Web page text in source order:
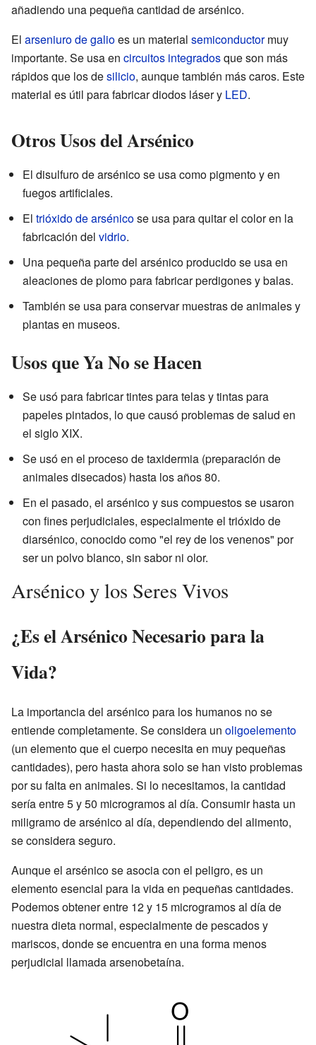
añadiendo una pequeña cantidad de arsénico.
El arseniuro de galioes un material semiconductormuy
importante. Se usa en circuitos integradosque son más
rápidos que los desilicio, aunque también más caros. Este
material es útil para fabricar diodos láser y LED.
Otros Usos del Arsénico
El disulfuro de arsénico se usa como pigmento y en
fuegos artificiales.
El trióxido de arsénicose usa para quitar el color en la
fabricación del vidrio.
Una pequeña parte del arsénico producido se usa en
aleaciones de plomo para fabricar perdigones y balas.
También se usa para conservar muestras de animales y
plantas en museos.
Usos que Ya No se Hacen
Se usó para fabricar tintes para telas y tintas para
papeles pintados, lo que causó problemas de salud en
el siglo XIX.
Se usó en el proceso de taxidermia (preparación de
animales disecados) hasta los años 80.
En el pasado, el arsénico y sus compuestos se usaron
con fines perjudiciales, especialmente el trióxido de
diarsénico, conocido como "el rey de los venenos" por
ser un polvo blanco, sin sabor ni olor.
Arsénico y los Seres Vivos
¿Es el Arsénico Necesario para la
Vida?
La importancia del arsénico para los humanos no se
entiende completamente. Se considera un oligoelemento
(un elemento que el cuerpo necesita en muy pequeñas
cantidades), pero hasta ahora solo se han visto problemas
por su falta en animales. Si lo necesitamos, la cantidad
sería entre 5 y 50 microgramos al día. Consumir hasta un
miligramo de arsénico al día, dependiendo del alimento,
se considera seguro.
Aunque el arsénico se asocia con el peligro, es un
elemento esencial para la vida en pequeñas cantidades.
Podemos obtener entre 12 y 15 microgramos al día de
nuestra dieta normal, especialmente de pescados y
mariscos, donde se encuentra en una forma menos
perjudicial llamada arsenobetaína.